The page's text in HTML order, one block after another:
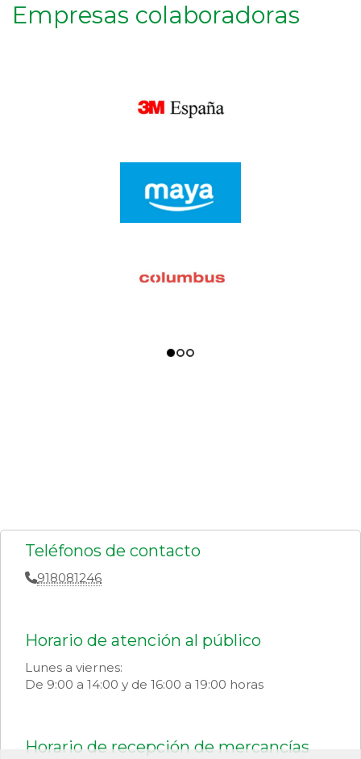
Empresas colaboradoras
Teléfonos de contacto
918081246
Horario de atención al público
Lunes a viernes:
De 9:00 a 14:00 y de 16:00 a 19:00 horas
Horario de recepción de mercancías